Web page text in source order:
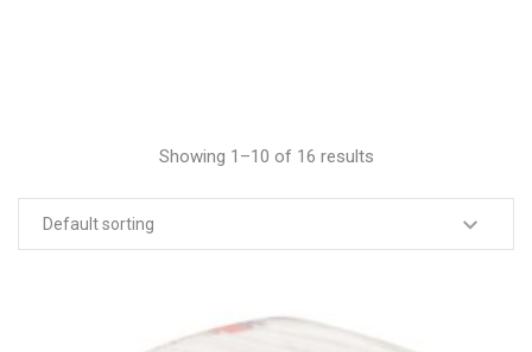
Showing 1–10 of 16 results